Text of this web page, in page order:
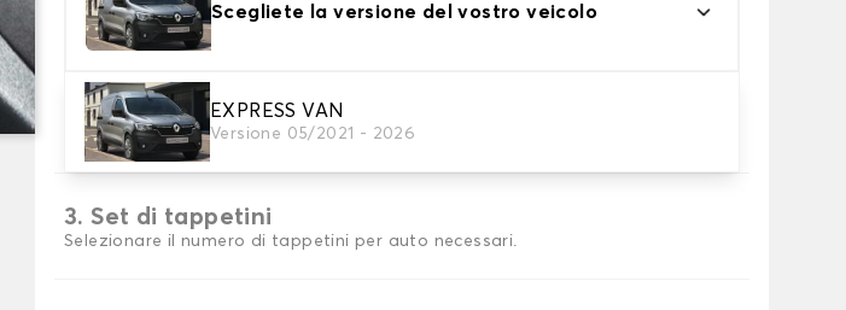
Scegliete la versione del vostro veicolo
EXPRESS VAN
Versione 05/2021 - 2026
2. Materiale
Scegli il materiale del tappetini auto
3. Set di tappetini
Selezionare il numero di tappetini per auto necessari.